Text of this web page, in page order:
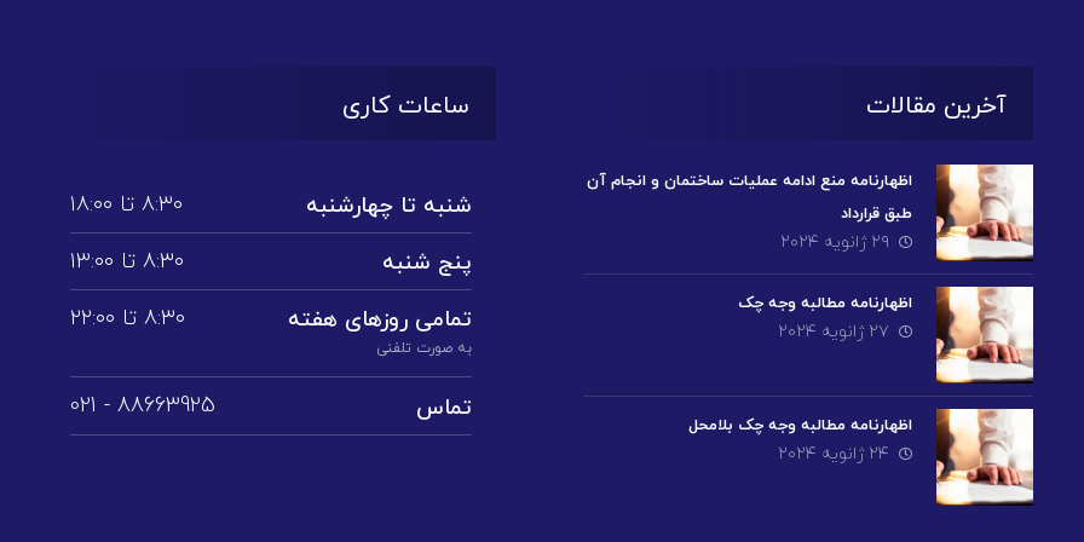
آخرین مقالات
اظهارنامه منع ادامه عملیات ساختمان و انجام آن
طبق قرارداد
۲۹ ژانویه ۲۰۲۴
اظهارنامه مطالبه وجه چک
۲۷ ژانویه ۲۰۲۴
اظهارنامه مطالبه وجه چک بلامحل
۲۴ ژانویه ۲۰۲۴
ساعات کاری
شنبه تا چهارشنبه
۸:۳۰ تا ۱۸:۰۰
پنج شنبه
۸:۳۰ تا ۱3:۰۰
تمامی روز‌های هفته
به صورت تلفنی
۸:۳۰ تا ۲۲:۰۰
تماس 88663925 - 021